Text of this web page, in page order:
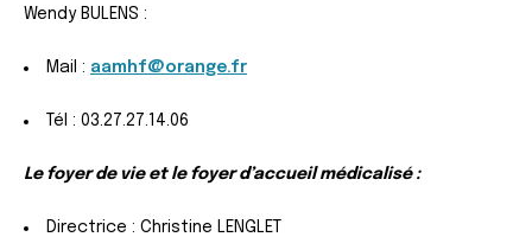
Wendy BULENS :
Mail : aamhf@orange.fr
Tél : 03.27.27.14.06
Le foyer de vie et le foyer d’accueil médicalisé :
Directrice : Christine LENGLET